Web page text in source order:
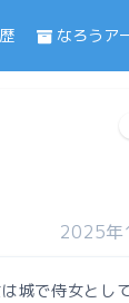
なろうア
2025年
城で侍女とし